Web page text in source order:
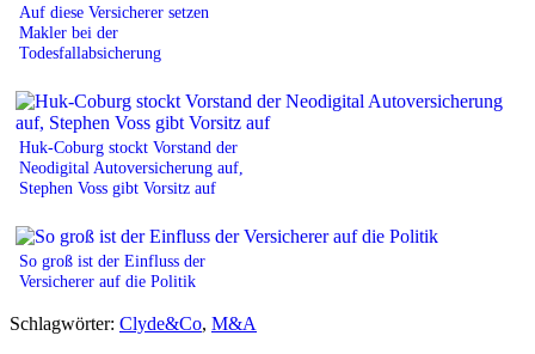
Auf diese Versicherer setzen
Makler bei der
Todesfallabsicherung
Huk-Coburg stockt Vorstand der
Neodigital Autoversicherung auf,
Stephen Voss gibt Vorsitz auf
So groß ist der Einfluss der
Versicherer auf die Politik
Schlagwörter: Clyde&Co, M&A